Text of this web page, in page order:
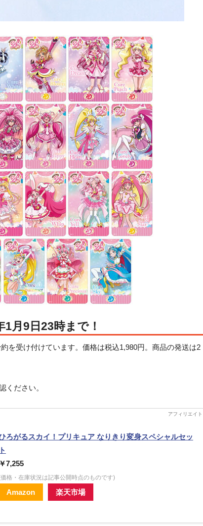
月9日23時まで！
を受け付けています。価格は税込1,980円。商品の発送は2
ください。
ろがるスカイ！プリキュア なりきり変身スペシャルセッ
ト
￥7,255
格・在庫状況は記事公開時点のものです)
Amazon 楽天市場